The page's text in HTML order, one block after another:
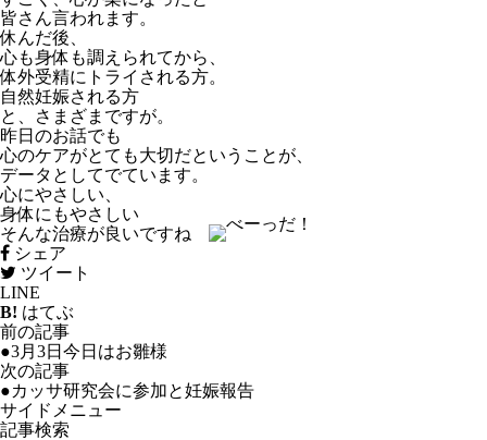
皆さん言われます。
休んだ後、
心も身体も調えられてから、
体外受精にトライされる方。
自然妊娠される方
と、さまざまですが。
昨日のお話でも
心のケアがとても大切だということが、
データとしてでています。
心にやさしい、
身体にもやさしい
そんな治療が良いですね
シェア
ツイート
LINE
B! はてぶ
前の記事
●3月3日今日はお雛様
次の記事
●カッサ研究会に参加と妊娠報告
サイドメニュー
記事検索